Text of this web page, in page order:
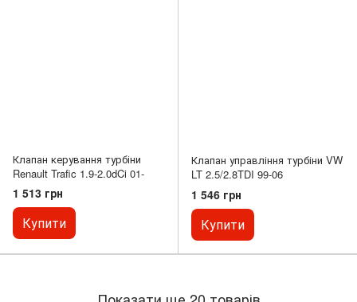
Клапан керування турбіни
Renault Trafic 1.9-2.0dCi 01-
1 513 грн
Купити
Клапан управління турбіни VW
LT 2.5/2.8TDI 99-06
1 546 грн
Купити